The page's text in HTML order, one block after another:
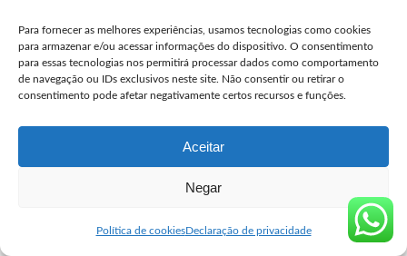
Para fornecer as melhores experiências, usamos tecnologias como cookies
para armazenar e/ou acessar informações do dispositivo. O consentimento
para essas tecnologias nos permitirá processar dados como comportamento
de navegação ou IDs exclusivos neste site. Não consentir ou retirar o
consentimento pode afetar negativamente certos recursos e funções.
Aceitar
Negar
Política de cookiesDeclaração de privacidade